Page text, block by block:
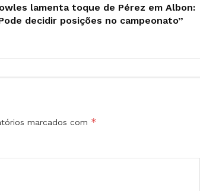
lamenta toque de Pérez em Albon:
decidir posições no campeonato”
marcados com *